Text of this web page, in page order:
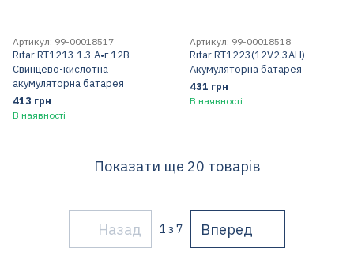
Артикул: 99-00018517
Ritar RT1213 1.3 А•г 12В
Свинцево-кислотна
акумуляторна батарея
413 грн
В наявності
Артикул: 99-00018518
Ritar RT1223(12V2.3AH)
Акумуляторна батарея
431 грн
В наявності
Показати ще 20 товарів
Назад 1 з 7 Вперед